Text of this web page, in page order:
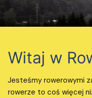
Witaj w
Jesteśmy rowerowymi
rowerze to coś więcej